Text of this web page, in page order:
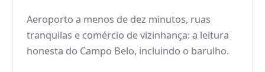
Aeroporto a menos de dez minutos, ruas
tranquilas e comércio de vizinhança: a leitura
honesta do Campo Belo, incluindo o barulho.